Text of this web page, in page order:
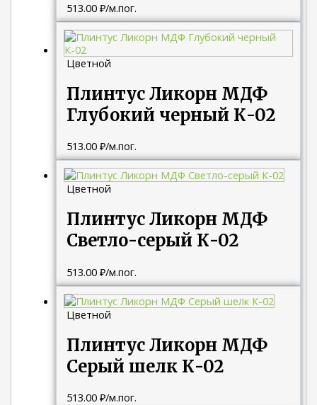
513.00₽/м.пог.
Цветной
Плинтус Ликорн МДФ
Глубокий черный К-02
513.00₽/м.пог.
Цветной
Плинтус Ликорн МДФ
Светло-серый К-02
513.00₽/м.пог.
Цветной
Плинтус Ликорн МДФ
Серый шелк К-02
513.00₽/м.пог.